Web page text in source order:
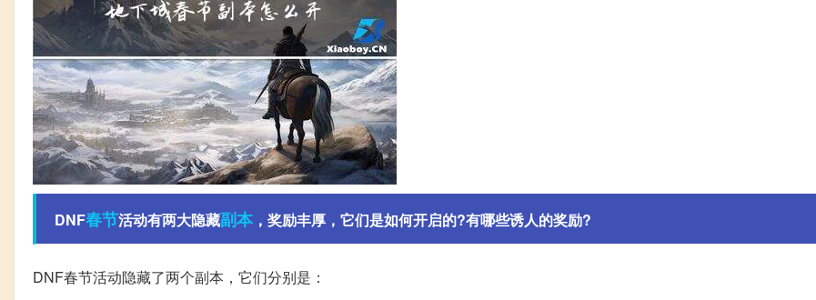
DNF春节活动有两大隐藏副本 ，奖励丰厚，它们是如何开启的?有哪些诱人的奖励?
DNF春节活动隐藏了两个副本，它们分别是：